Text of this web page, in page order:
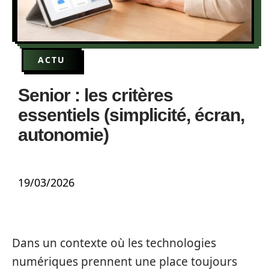
ACTU
Senior : les critères
essentiels (simplicité, écran,
autonomie)
19/03/2026
Dans un contexte où les technologies
numériques prennent une place toujours